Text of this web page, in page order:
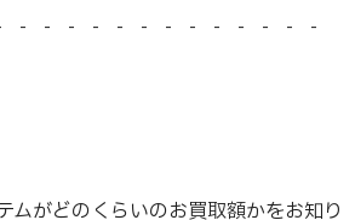
- - - - - - - - - - - - -
ムがどのくらいのお買取額かをお知り